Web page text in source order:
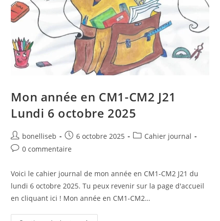
Mon année en CM1-CM2 J21
Lundi 6 octobre 2025
bonelliseb 6 octobre 2025
Cahier journal
0 commentaire
Voici le cahier journal de mon année en CM1-CM2 J21 du
lundi 6 octobre 2025. Tu peux revenir sur la page d'accueil
en cliquant ici ! Mon année en CM1-CM2…